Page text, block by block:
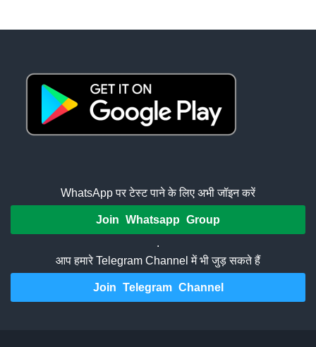
WhatsApp पर टेस्ट पाने के लिए अभी जॉइन करें
Join Whatsapp Group
.
आप हमारे Telegram Channel में भी जुड़ सकते हैं
Join Telegram Channel